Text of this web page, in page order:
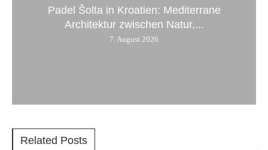
Padel Šolta in Kroatien: Mediterrane
Architektur zwischen Natur,...
7. August 2026
Related Posts